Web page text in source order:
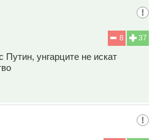
37
8
унгарците не искат